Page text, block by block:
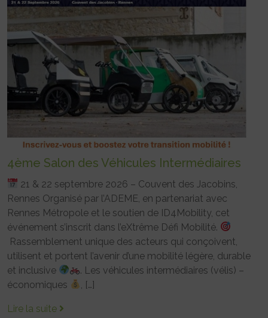
4ème Salon des Véhicules Intermédiaires
21 & 22 septembre 2026 – Couvent des Jacobins,
Rennes Organisé par l’ADEME, en partenariat avec
Rennes Métropole et le soutien de ID4Mobility, cet
événement s’inscrit dans l’eXtrême Défi Mobilité.
Rassemblement unique des acteurs qui conçoivent,
utilisent et portent l’avenir d’une mobilité légère, durable
et inclusive
. Les véhicules intermédiaires (vélis) –
économiques
, […]
Lire la suite